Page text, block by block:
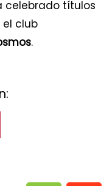
celebrado títulos
club
.